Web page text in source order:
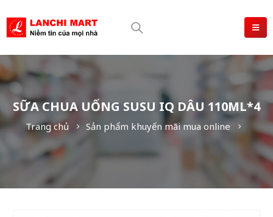
SỮA CHUA UỐNG SUSU IQ DÂU 110ML*4
Trang chủ Sản phẩm khuyến mãi mua online